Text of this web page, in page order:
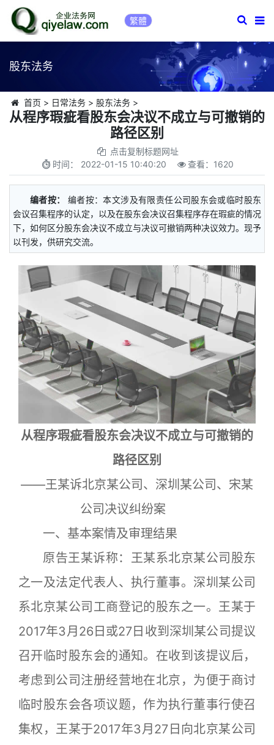
繁體
股东法务
首页 > 日常法务> 股东法务>
从程序瑕疵看股东会决议不成立与可撤销的
路径区别
点击复制标题网址
时间： 2022-01-15 10:40:20 查看： 1620
编者按：
编者按：本文涉及有限责任公司股东会或临时股东
会议召集程序的认定，以及在股东会决议召集程序存在瑕疵的情况
下，如何区分股东会决议不成立与决议可撤销两种决议效力。现予
以刊发，供研究交流。
从程序瑕疵看股东会决议不成立与可撤销的
路径区别
——王某诉北京某公司、深圳某公司、宋某
公司决议纠纷案
一、基本案情及审理结果
原告王某诉称：王某系北京某公司股东
之一及法定代表人、执行董事。深圳某公司
系北京某公司工商登记的股东之一。王某于
2017年3月26日或27日收到深圳某公司提议
召开临时股东会的通知。在收到该提议后，
考虑到公司注册经营地在北京，为便于商讨
临时股东会各项议题，作为执行董事行使召
集权，王某于2017年3月27日向北京某公司